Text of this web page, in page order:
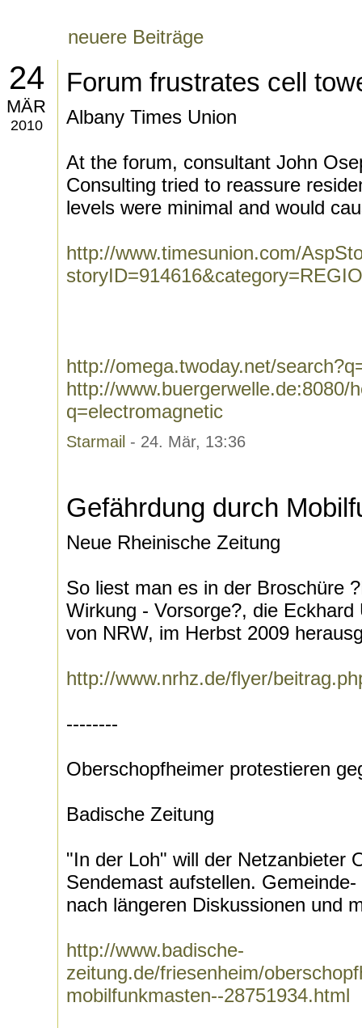
neuere Beiträge
24
MÄR
2010
Forum frustrates cell
Albany Times Union
At the forum, consultant John
Consulting tried to reassure
levels were minimal and would
http://www.timesunion.com/
http://omega.twoday.net/
http://www.buergerwelle.de:8080/
q=electromagnetic
Starmail - 24. Mär, 13:36
Gefährdung durch
Neue Rheinische Zeitung
So liest man es in der Broschüre
Wirkung - Vorsorge?, die
von NRW, im Herbst 2009
http://www.nrhz.de/flyer/
--------
Oberschopfheimer protestieren
Badische Zeitung
"In der Loh" will der Netzanbieter
Sendemast aufstellen.
nach längeren Diskussionen und
http://www.badische-
zeitung.de/friesenheim/
mobilfunkmasten--28751934.html